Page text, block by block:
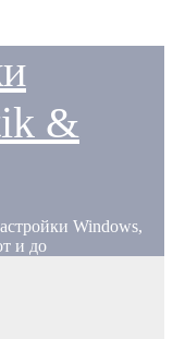
&
Windows,
и до